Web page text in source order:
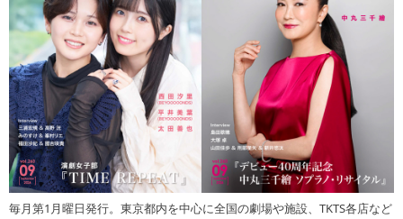
毎月第1月曜日発行。東京都内を中心に全国の劇場や施設、TKTS各店など